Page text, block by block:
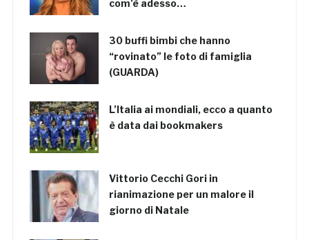
com’è adesso…
30 buffi bimbi che hanno
“rovinato” le foto di famiglia
(GUARDA)
L’Italia ai mondiali, ecco a quanto
è data dai bookmakers
Vittorio Cecchi Gori in
rianimazione per un malore il
giorno di Natale